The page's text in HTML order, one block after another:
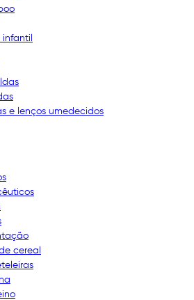
infantil
e lenços umedecidos
cereal